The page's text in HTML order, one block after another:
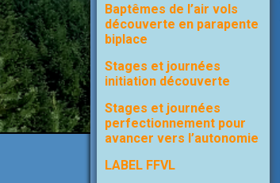
Baptêmes de l’air vols
découverte en parapente
biplace
Stages et journées
initiation découverte
Stages et journées
perfectionnement pour
avancer vers l’autonomie
LABEL FFVL